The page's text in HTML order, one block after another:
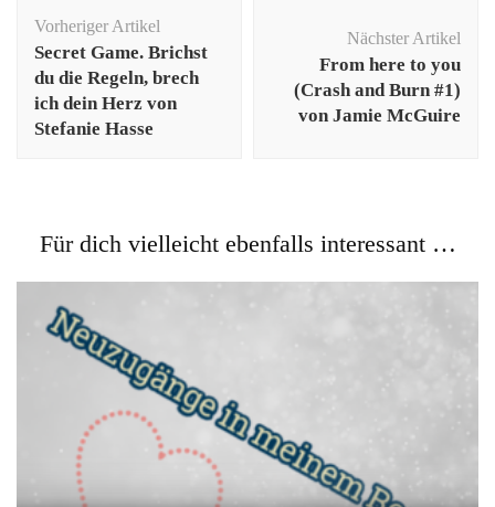
Vorheriger Artikel
Secret Game. Brichst
du die Regeln, brech
ich dein Herz von
Stefanie Hasse
Nächster Artikel
From here to you
(Crash and Burn #1)
von Jamie McGuire
Für dich vielleicht ebenfalls interessant …